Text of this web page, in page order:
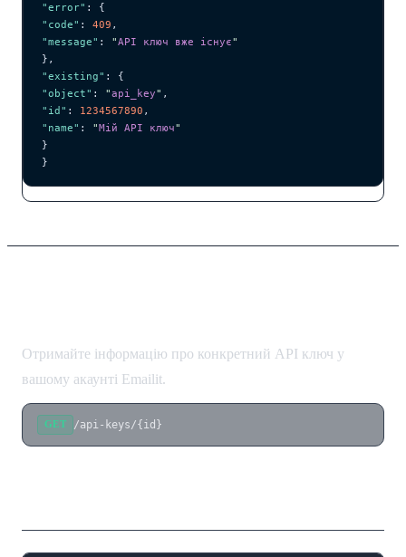
"error" : {
"code" : 409 ,
"message" : "API ключ вже існує"
},
"existing" : {
"object" : "api_key" ,
"id" : 1234567890 ,
"name" : "Мій API ключ"
}
}
Отримайте інформацію про конкретний API ключ у
вашому акаунті Emailit.
GET /api-keys/{id}